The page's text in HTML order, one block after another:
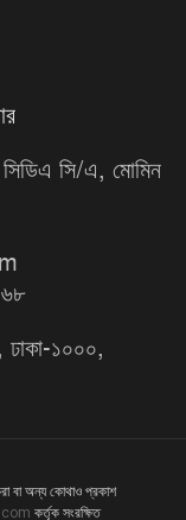
সি/এ, মোমিন
ঢাকা-১০০০,
বা অন্য কোথাও প্রকাশ
কর্তৃক সংরক্ষিত